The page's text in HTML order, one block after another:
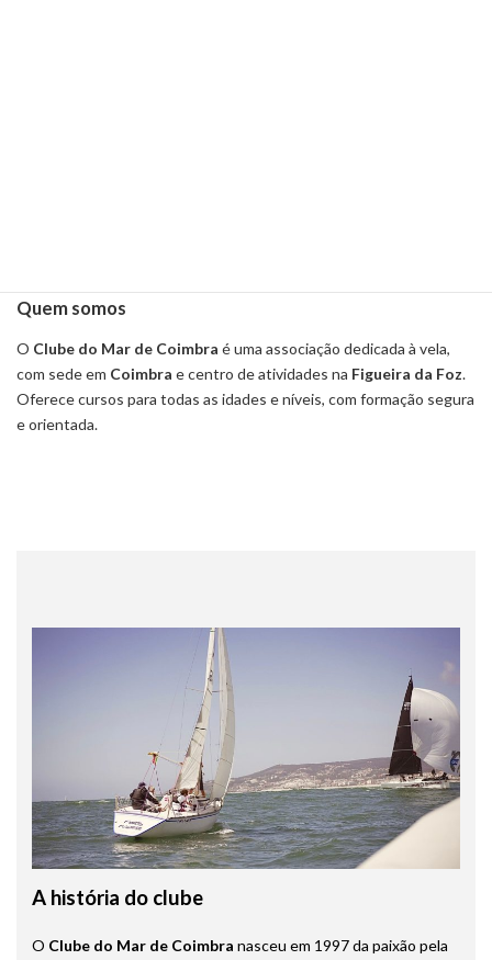
Quem somos
O Clube do Mar de Coimbra é uma associação dedicada à vela,
com sede em Coimbra e centro de atividades na Figueira da Foz.
Oferece cursos para todas as idades e níveis, com formação segura
e orientada.
A história do clube
O Clube do Mar de Coimbra nasceu em 1997 da paixão pela